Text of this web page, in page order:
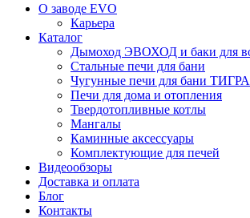
О заводе EVO
Карьера
Каталог
Дымоход ЭВОХОД и баки для
Стальные печи для бани
Чугунные печи для бани ТИГРА
Печи для дома и отопления
Твердотопливные котлы
Мангалы
Каминные аксессуары
Комплектующие для печей
Видеообзоры
Доставка и оплата
Блог
Контакты